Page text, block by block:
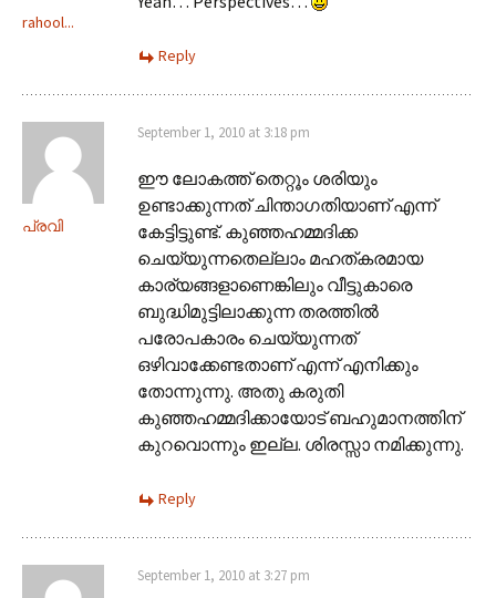
rahool...
Reply
പ്രവി
September 1, 2010 at 3:18 pm
ഈ ലോകത്ത് തെറ്റൂം ശരിയും
ഉണ്ടാക്കുന്നത് ചിന്താഗതിയാണ് എന്ന്
കേട്ടിട്ടുണ്ട്. കുഞ്ഞഹമ്മദിക്ക
ചെയ്യുന്നതെല്ലാം മഹത്കരമായ
കാര്യങ്ങളാണെങ്കിലും വീട്ടുകാരെ
ബുദ്ധിമുട്ടിലാക്കുന്ന തരത്തില്‍
പരോപകാരം ചെയ്യുന്നത്
ഒഴിവാക്കേണ്ടതാണ് എന്ന് എനിക്കും
തോന്നുന്നു. അതു കരുതി
കുഞ്ഞഹമ്മദിക്കായോട് ബഹുമാനത്തിന്
കുറവൊന്നും ഇല്ല. ശിരസ്സാ നമിക്കുന്നു.
Reply
September 1, 2010 at 3:27 pm